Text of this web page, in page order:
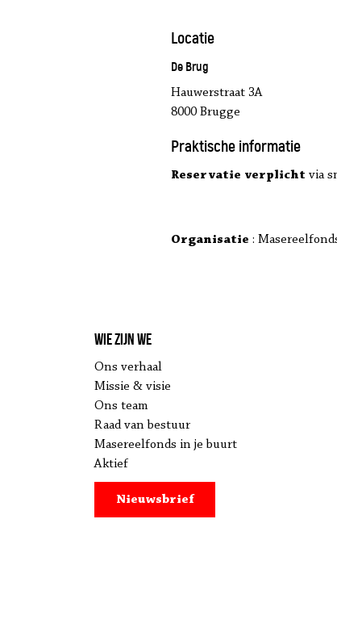
Locatie
De Brug
Hauwerstraat 3A
8000 Brugge
Praktische informatie
Reservatie verplicht via
Organisatie :
Wie zijn we
Ons verhaal
Missie & visie
Ons team
Raad van bestuur
Masereelfonds in je buurt
Aktief
Nieuwsbrief